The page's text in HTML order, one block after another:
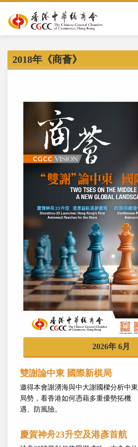
2018年《商薈》
2026年 6月
雙謝論中東 國際新棋局
邀得本會謝湧海與中大謝國樑分析中東
局勢，看香港如何憑藉多重優勢拓機
遇、防風險。
慶賀神舟23升空及港彥首航